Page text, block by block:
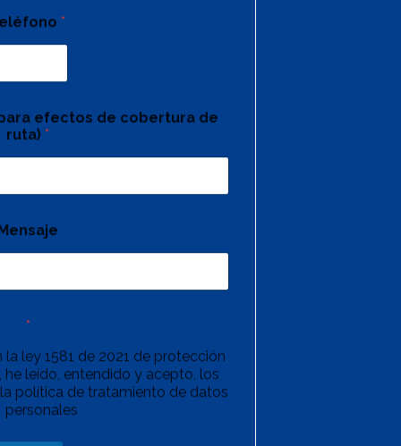
*
efectos de cobertura de
ruta) *
*
ley 1581 de 2021 de protección
leído, entendido y acepto, los
política de tratamiento de datos
personales